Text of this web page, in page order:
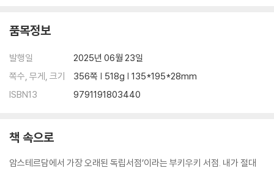
마음속에 영구히 남다/ 프린티드 매터 아트북 서점
아르헨티나 부에노스아이레스:
벨기에 브뤼셀:
일본 사가:
품목정보
발행일
2025년 06월 23일
쪽수, 무게, 크기
356쪽 | 518g | 135*195*28mm
ISBN13
9791191803440
책 속으로
암스테르담에서 가장 오래된 독립서점’이라는 부키우키 서점. 내가 절대